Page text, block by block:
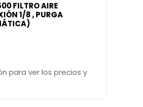
FILTRO AIRE
1/8 , PURGA
para ver los precios y